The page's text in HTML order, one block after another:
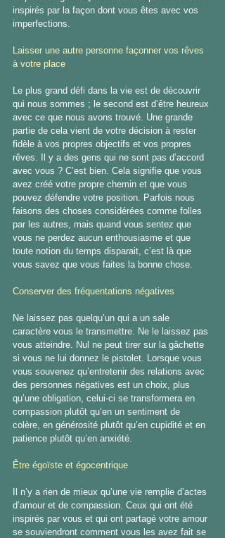
inspirés par la façon dont vous êtes avec vos
imperfections.
Laisser une autre personne façonner vos rêves
à votre place
Le plus grand défi dans la vie est de découvrir
qui nous sommes ; le second est d’être heureux
avec ce que nous avons trouvé. Une grande
partie de cela vient de votre décision à rester
fidèle à vos propres objectifs et vos propres
rêves. Il y a des gens qui ne sont pas d’accord
avec vous ? C’est bien. Cela signifie que vous
avez créé votre propre chemin et que vous
pouvez défendre votre position. Parfois nous
faisons des choses considérées comme folles
par les autres, mais quand vous sentez que
vous ne perdez aucun enthousiasme et que
toute notion du temps disparait, c’est là que
vous savez que vous faites la bonne chose.
Conserver des fréquentations négatives
Ne laissez pas quelqu’un qui a un sale
caractère vous le transmettre. Ne le laissez pas
vous atteindre. Nul ne peut tirer sur la gâchette
si vous ne lui donnez le pistolet. Lorsque vous
vous souvenez qu’entretenir des relations avec
des personnes négatives est un choix, plus
qu’une obligation, celui-ci se transformera en
compassion plutôt qu’en un sentiment de
colère, en générosité plutôt qu’en cupidité et en
patience plutôt qu’en anxiété.
Être égoïste et égocentrique
Il n’y a rien de mieux qu’une vie remplie d’actes
d’amour et de compassion. Ceux qui ont été
inspirés par vous et qui ont partagé votre amour
se souviendront comment vous les avez fait se